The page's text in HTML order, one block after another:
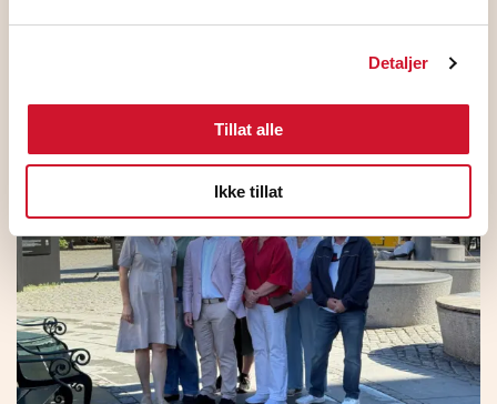
Detaljer
Tillat alle
Ikke tillat
1. juli 2026